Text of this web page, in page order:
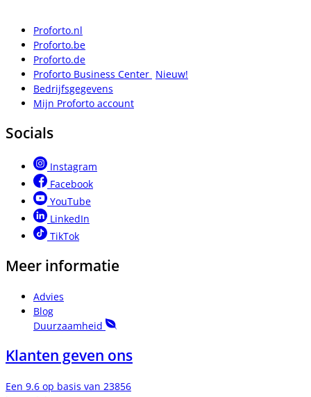
Proforto.nl
Proforto.be
Proforto.de
Proforto Business Center Nieuw!
Bedrijfsgegevens
Mijn Proforto account
Socials
Instagram
Facebook
YouTube
LinkedIn
TikTok
Meer informatie
Advies
Blog
Duurzaamheid
Klanten geven ons
Een 9.6 op basis van 23856